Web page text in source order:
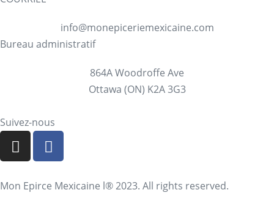
info@monepiceriemexicaine.com
Bureau administratif
864A Woodroffe Ave
Ottawa (ON) K2A 3G3
Suivez-nous
Mon Epirce Mexicaine l® 2023. All rights reserved.